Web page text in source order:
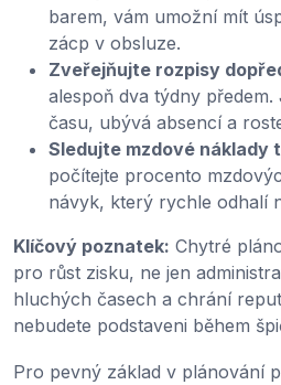
barem, vám umožní mít
zácp v obsluze.
Zveřejňujte rozpisy
alespoň dva týdny
času, ubývá absencí a
Sledujte mzdové náklady
počítejte procento
návyk, který rychle odhalí
Klíčový poznatek: Chytré
pro růst zisku, ne jen
hluchých časech a chrání
nebudete podstaveni během
Pro pevný základ v plánování